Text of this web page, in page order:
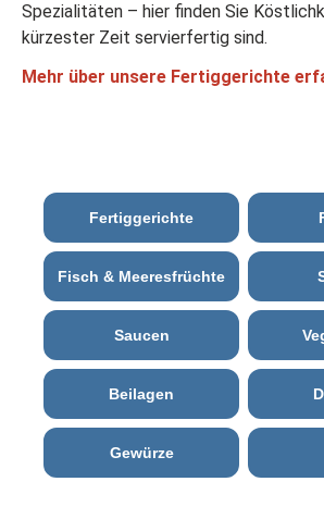
Spezialitäten – hier finden Sie
kürzester Zeit servierfertig sind.
Mehr über unsere Fertiggerichte
Fertiggerichte
Fisch & Meeresfrüchte
Saucen
Beilagen
Gewürze